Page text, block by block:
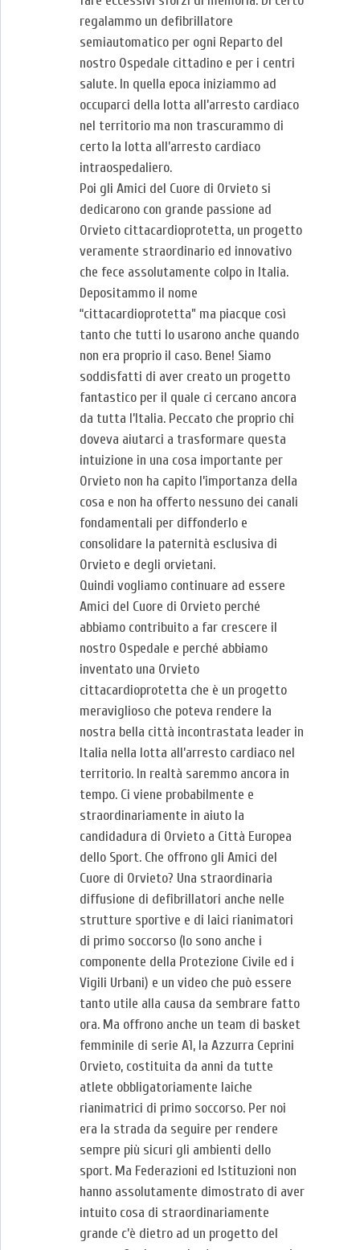
regalammo un defibrillatore
semiautomatico per ogni Reparto del
nostro Ospedale cittadino e per i centri
salute. In quella epoca iniziammo ad
occuparci della lotta all’arresto cardiaco
nel territorio ma non trascurammo di
certo la lotta all’arresto cardiaco
intraospedaliero.
Poi gli Amici del Cuore di Orvieto si
dedicarono con grande passione ad
Orvieto cittacardioprotetta, un progetto
veramente straordinario ed innovativo
che fece assolutamente colpo in Italia.
Depositammo il nome
“cittacardioprotetta” ma piacque così
tanto che tutti lo usarono anche quando
non era proprio il caso. Bene! Siamo
soddisfatti di aver creato un progetto
fantastico per il quale ci cercano ancora
da tutta l’Italia. Peccato che proprio chi
doveva aiutarci a trasformare questa
intuizione in una cosa importante per
Orvieto non ha capito l’importanza della
cosa e non ha offerto nessuno dei canali
fondamentali per diffonderlo e
consolidare la paternità esclusiva di
Orvieto e degli orvietani.
Quindi vogliamo continuare ad essere
Amici del Cuore di Orvieto perché
abbiamo contribuito a far crescere il
nostro Ospedale e perché abbiamo
inventato una Orvieto
cittacardioprotetta che è un progetto
meraviglioso che poteva rendere la
nostra bella città incontrastata leader in
Italia nella lotta all’arresto cardiaco nel
territorio. In realtà saremmo ancora in
tempo. Ci viene probabilmente e
straordinariamente in aiuto la
candidadura di Orvieto a Città Europea
dello Sport. Che offrono gli Amici del
Cuore di Orvieto? Una straordinaria
diffusione di defibrillatori anche nelle
strutture sportive e di laici rianimatori
di primo soccorso (lo sono anche i
componente della Protezione Civile ed i
Vigili Urbani) e un video che può essere
tanto utile alla causa da sembrare fatto
ora. Ma offrono anche un team di basket
femminile di serie A1, la Azzurra Ceprini
Orvieto, costituita da anni da tutte
atlete obbligatoriamente laiche
rianimatrici di primo soccorso. Per noi
era la strada da seguire per rendere
sempre più sicuri gli ambienti dello
sport. Ma Federazioni ed Istituzioni non
hanno assolutamente dimostrato di aver
intuito cosa di straordinariamente
grande c’è dietro ad un progetto del